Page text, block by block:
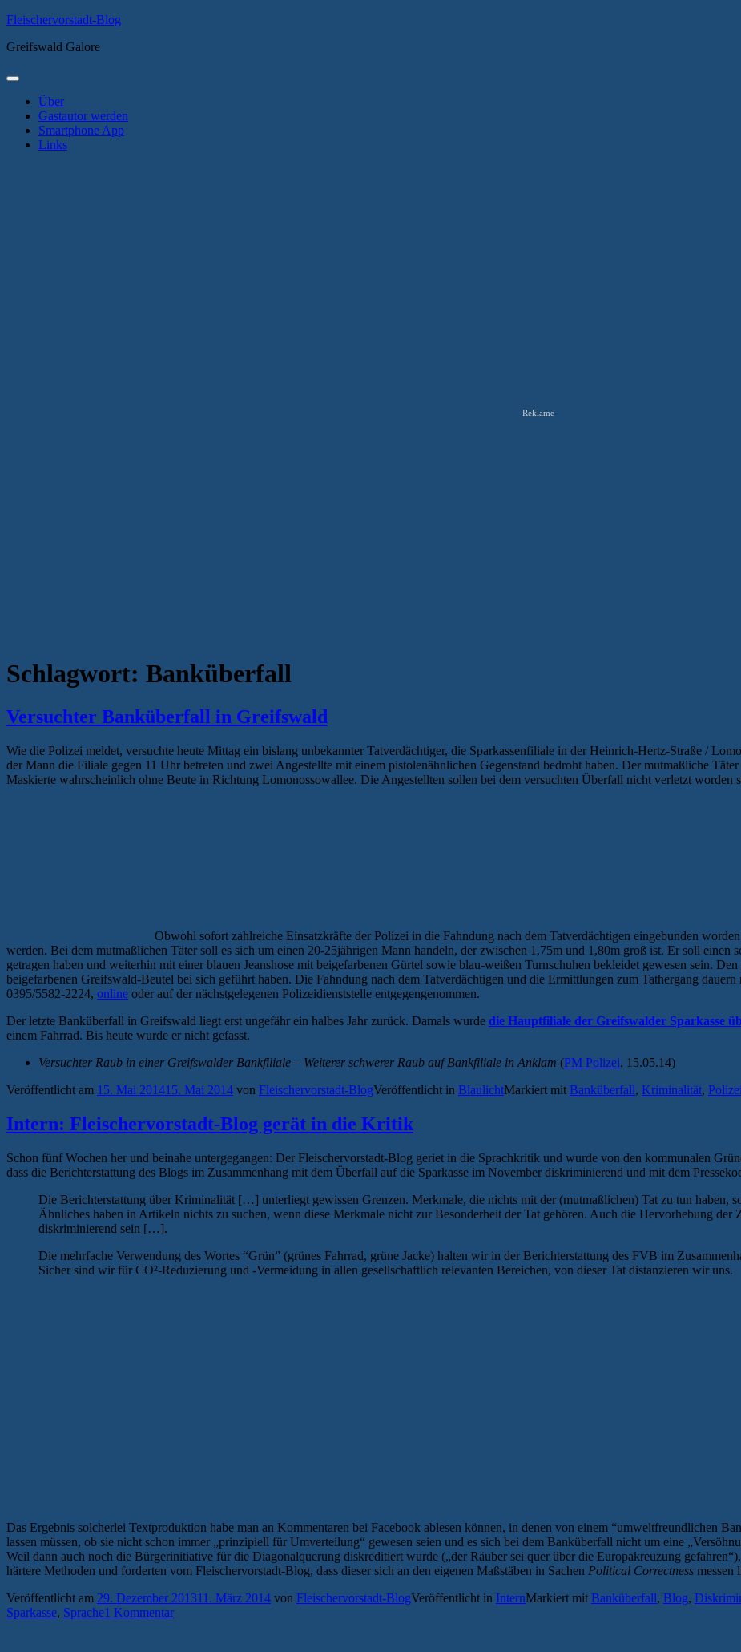
Zum
springen
Fleischervorstadt-Blog
Greifswald Galore
Primäres
Über
Gastautor werden
Smartphone App
Links
Reklame
Schlagwort: Banküberfall
Versuchter Banküberfall in Greifswald
Wie die Polizei meldet, versuchte heute Mittag ein bislang unbekannter Tatverdächtiger, die Sparkassenfiliale in der Heinrich-Hertz-Straße /
der Mann die Filiale gegen 11 Uhr betreten und zwei Angestellte mit einem pistolenähnlichen Gegenstand bedroht haben. Der mutmaßliche
Maskierte wahrscheinlich ohne Beute in Richtung Lomonossowallee. Die Angestellten sollen bei dem versuchten Überfall nicht verletzt worden
Obwohl sofort zahlreiche Einsatzkräfte der Polizei in die Fahndung nach dem Tatverdächtigen eingebunden
werden. Bei dem mutmaßlichen Täter soll es sich um einen 20-25jährigen Mann handeln, der zwischen 1,75m und 1,80m groß ist. Er soll einen
getragen haben und weiterhin mit einer blauen Jeanshose mit beigefarbenen Gürtel sowie blau-weißen Turnschuhen bekleidet gewesen sein.
beigefarbenen Greifswald-Beutel bei sich geführt haben. Die Fahndung nach dem Tatverdächtigen und die Ermittlungen zum Tathergang
0395/5582-2224, online oder auf der nächstgelegenen Polizeidienststelle entgegengenommen.
Der letzte Banküberfall in Greifswald liegt erst ungefähr ein halbes Jahr zurück. Damals wurde die Hauptfiliale der Greifswalder Sparkasse
einem Fahrrad. Bis heute wurde er nicht gefasst.
Versuchter Raub in einer Greifswalder Bankfiliale – Weiterer schwerer Raub auf Bankfiliale in Anklam (PM Polizei, 15.05.14)
Veröffentlicht am 15. Mai 201415. Mai 2014 von Fleischervorstadt-BlogVeröffentlicht in BlaulichtMarkiert mit Banküberfall, Kriminalität, Polizei
Intern: Fleischervorstadt-Blog gerät in die Kritik
Schon fünf Wochen her und beinahe untergegangen: Der Fleischervorstadt-Blog geriet in die Sprachkritik und wurde von den kommunalen
dass die Berichterstattung des Blogs im Zusammenhang mit dem Überfall auf die Sparkasse im November diskriminierend und mit dem
Die Berichterstattung über Kriminalität […] unterliegt gewissen Grenzen. Merkmale, die nichts mit der (mutmaßlichen) Tat zu tun haben,
Ähnliches haben in Artikeln nichts zu suchen, wenn diese Merkmale nicht zur Besonderheit der Tat gehören. Auch die Hervorhebung der
diskriminierend sein […].
Die mehrfache Verwendung des Wortes “Grün” (grünes Fahrrad, grüne Jacke) halten wir in der Berichterstattung des FVB im
Sicher sind wir für CO²-Reduzierung und -Vermeidung in allen gesellschaftlich relevanten Bereichen, von dieser Tat distanzieren wir uns.
Das Ergebnis solcherlei Textproduktion habe man an Kommentaren bei Facebook ablesen können, in denen von einem “umweltfreundlichen
lassen müssen, ob sie nicht schon immer „prinzipiell für Umverteilung“ gewesen seien und es sich bei dem Banküberfall nicht um eine
Weil dann auch noch die Bürgerinitiative für die Diagonalquerung diskreditiert wurde („der Räuber sei quer über die Europakreuzung
härtere Methoden und forderten vom Fleischervorstadt-Blog, dass dieser sich an den eigenen Maßstäben in Sachen Political Correctness messen
Veröffentlicht am 29. Dezember 201311. März 2014 von Fleischervorstadt-BlogVeröffentlicht in InternMarkiert mit Banküberfall, Blog,
Sparkasse, Sprache1 Kommentar